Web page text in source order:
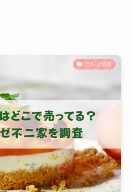
グルメ情報